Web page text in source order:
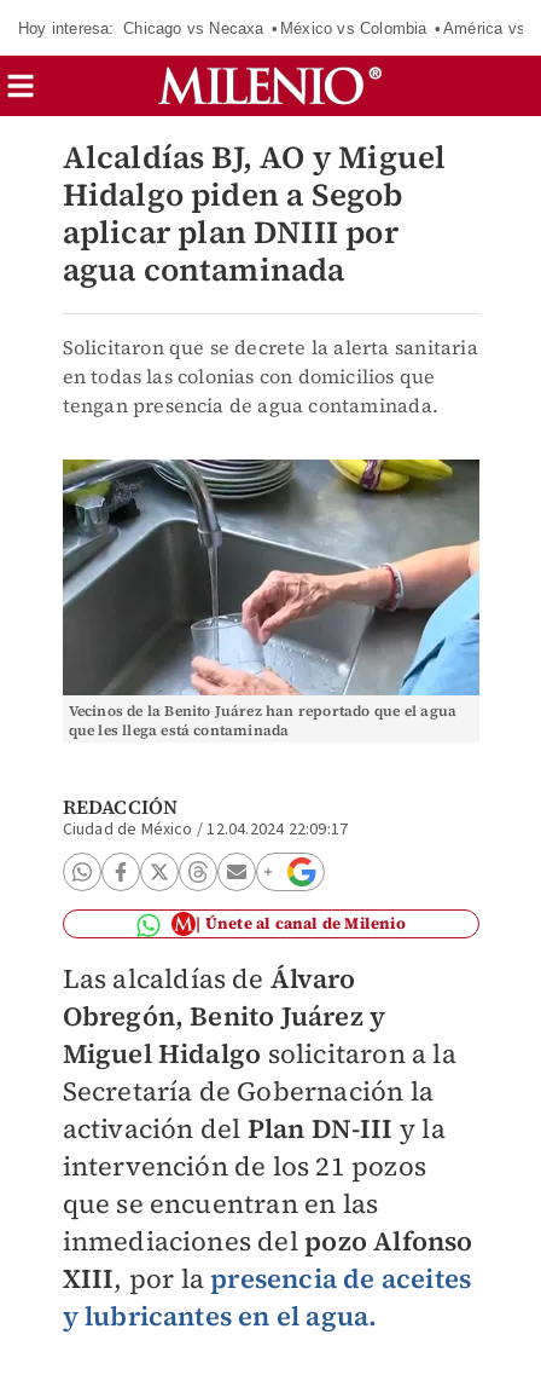
Hoy interesa: Chicago vs Necaxa México vs Colombia América vs
Alcaldías BJ, AO y Miguel
Hidalgo piden a Segob
aplicar plan DNIII por
agua contaminada
Solicitaron que se decrete la alerta sanitaria
en todas las colonias con domicilios que
tengan presencia de agua contaminada.
Vecinos de la Benito Juárez han reportado que el agua
que les llega está contaminada
REDACCIÓN
Ciudad de México /12.04.2024 22:09:17
Únete al canal de Milenio
Las alcaldías de Álvaro
Obregón, Benito Juárez y
Miguel Hidalgo solicitaron a la
Secretaría de Gobernación la
activación del Plan DN-III y la
intervención de los 21 pozos
que se encuentran en las
inmediaciones delpozo Alfonso
XIII, por lapresencia de aceites
y lubricantes en el agua.